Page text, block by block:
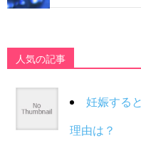
人気の記事
妊娠する
理由は？